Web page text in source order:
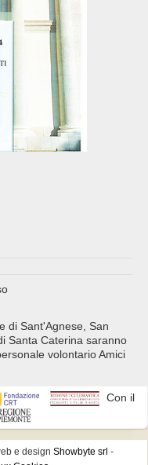
di Sant'Agnese, San
Santa Caterina saranno
volontario Amici
Con il
e design Showbyte srl -